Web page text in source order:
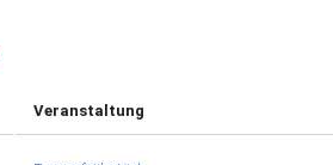
Veranstaltung